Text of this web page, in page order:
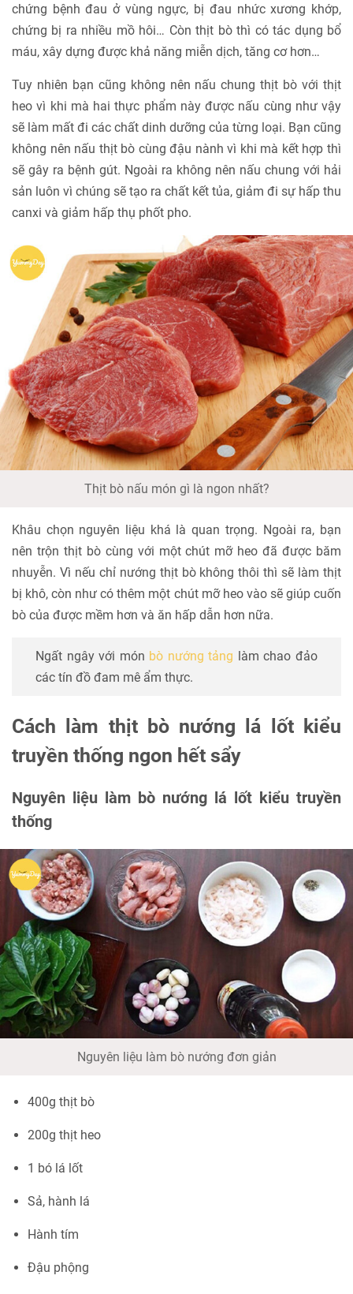
chứng bệnh đau ở vùng ngực, bị đau nhức xương khớp,
chứng bị ra nhiều mồ hôi… Còn thịt bò thì có tác dụng bổ
máu, xây dựng được khả năng miễn dịch, tăng cơ hơn…
Tuy nhiên bạn cũng không nên nấu chung thịt bò với thịt
heo vì khi mà hai thực phẩm này được nấu cùng như vậy
sẽ làm mất đi các chất dinh dưỡng của từng loại. Bạn cũng
không nên nấu thịt bò cùng đậu nành vì khi mà kết hợp thì
sẽ gây ra bệnh gút. Ngoài ra không nên nấu chung với hải
sản luôn vì chúng sẽ tạo ra chất kết tủa, giảm đi sự hấp thu
canxi và giảm hấp thụ phốt pho.
Thịt bò nấu món gì là ngon nhất?
Khâu chọn nguyên liệu khá là quan trọng. Ngoài ra, bạn
nên trộn thịt bò cùng với một chút mỡ heo đã được băm
nhuyễn. Vì nếu chỉ nướng thịt bò không thôi thì sẽ làm thịt
bị khô, còn như có thêm một chút mỡ heo vào sẽ giúp cuốn
bò của được mềm hơn và ăn hấp dẫn hơn nữa.
Ngất ngây với món bò nướng tảng làm chao đảo
các tín đồ đam mê ẩm thực.
Cách làm thịt bò nướng lá lốt kiểu
truyền thống ngon hết sẩy
Nguyên liệu làm bò nướng lá lốt kiểu truyền
thống
Nguyên liệu làm bò nướng đơn giản
400g thịt bò
200g thịt heo
1 bó lá lốt
Sả, hành lá
Hành tím
Đậu phộng